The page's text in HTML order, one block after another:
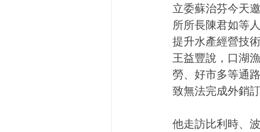
立委蘇治芬今天
所所長陳君如等
提升水產經營技術
王益豐說，口湖
勞、好市多等通
致無法完成外銷
他走訪比利時、